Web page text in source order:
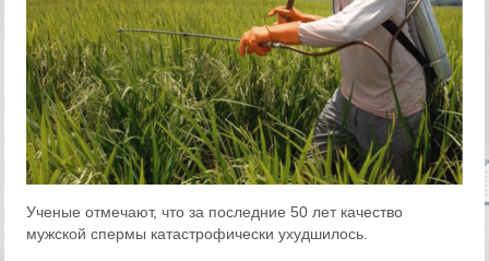
Ученые отмечают, что за последние 50 лет качество
мужской спермы катастрофически ухудшилось.